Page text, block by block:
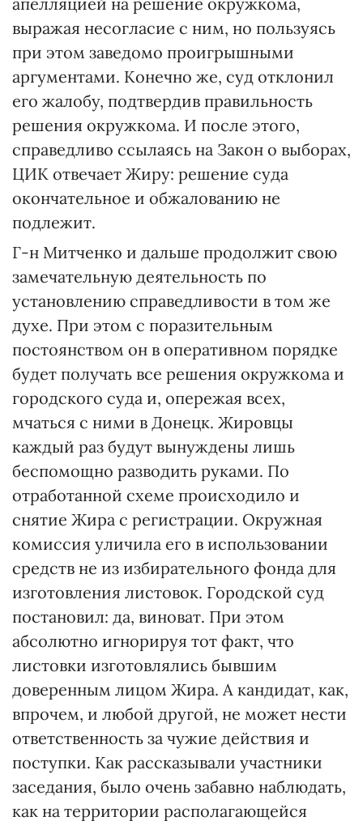
выражая несогласие с ним, но пользуясь
при этом заведомо проигрышными
аргументами. Конечно же, суд отклонил
его жалобу, подтвердив правильность
решения окружкома. И после этого,
справедливо ссылаясь на Закон о выборах,
ЦИК отвечает Жиру: решение суда
окончательное и обжалованию не
подлежит.
Г-н Митченко и дальше продолжит свою
замечательную деятельность по
установлению справедливости в том же
духе. При этом с поразительным
постоянством он в оперативном порядке
будет получать все решения окружкома и
городского суда и, опережая всех,
мчаться с ними в Донецк. Жировцы
каждый раз будут вынуждены лишь
беспомощно разводить руками. По
отработанной схеме происходило и
снятие Жира с регистрации. Окружная
комиссия уличила его в использовании
средств не из избирательного фонда для
изготовления листовок. Городской суд
постановил: да, виноват. При этом
абсолютно игнорируя тот факт, что
листовки изготовлялись бывшим
доверенным лицом Жира. А кандидат, как,
впрочем, и любой другой, не может нести
ответственность за чужие действия и
поступки. Как рассказывали участники
заседания, было очень забавно наблюдать,
как на территории располагающейся